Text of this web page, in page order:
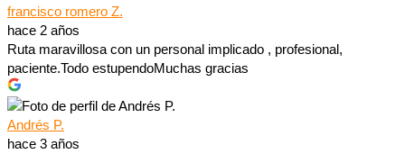
francisco romero Z.
hace 2 años
Ruta maravillosa con un personal implicado , profesional,
paciente.Todo estupendoMuchas gracias
Andrés P.
hace 3 años